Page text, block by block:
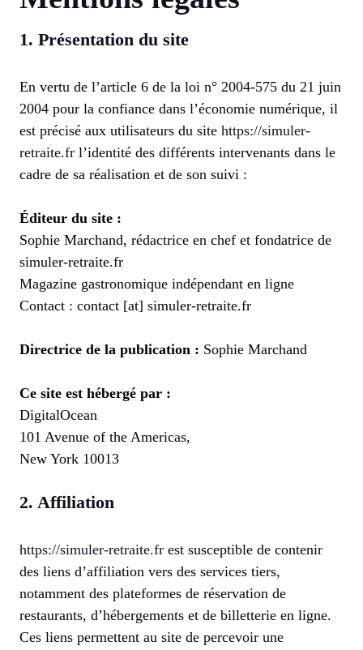
1. Présentation du site
En vertu de l’article 6 de la loi n° 2004-575 du 21 juin
2004 pour la confiance dans l’économie numérique, il
est précisé aux utilisateurs du site https://simuler-
retraite.fr l’identité des différents intervenants dans le
cadre de sa réalisation et de son suivi :
Éditeur du site :
Sophie Marchand, rédactrice en chef et fondatrice de
simuler-retraite.fr
Magazine gastronomique indépendant en ligne
Contact : contact [at] simuler-retraite.fr
Directrice de la publication : Sophie Marchand
Ce site est hébergé par :
DigitalOcean
101 Avenue of the Americas,
New York 10013
2. Affiliation
https://simuler-retraite.fr est susceptible de contenir
des liens d’affiliation vers des services tiers,
notamment des plateformes de réservation de
restaurants, d’hébergements et de billetterie en ligne.
Ces liens permettent au site de percevoir une